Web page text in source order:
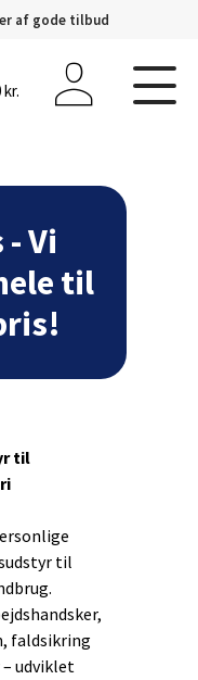
af gode tilbud
kr.
Vi
til
til
til
faldsikring
udviklet